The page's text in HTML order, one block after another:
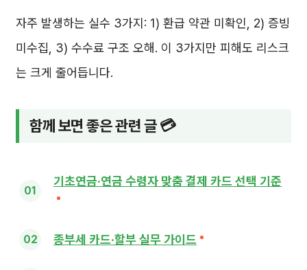
자주 발생하는 실수 3가지: 1) 환급 약관 미확인, 2) 증빙
미수집, 3) 수수료 구조 오해. 이 3가지만 피해도 리스크
는 크게 줄어듭니다.
함께 보면 좋은 관련 글 💳
기초연금·연금 수령자 맞춤 결제 카드 선택 기준
종부세 카드·할부 실무 가이드